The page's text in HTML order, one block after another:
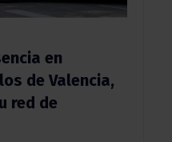
en
de Valencia,
red de